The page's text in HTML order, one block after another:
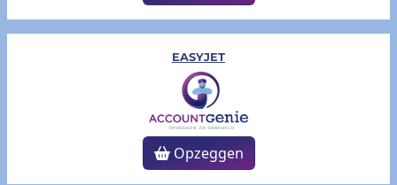
EASYJET
Opzeggen